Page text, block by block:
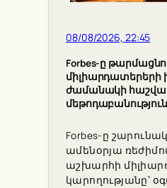
08/08/2026, 22:45
Forbes-ը
միլիարդատերերի
ժամանակի
Forbes-ը
ամենօրյա
աշխարհի
կարողությանը՝